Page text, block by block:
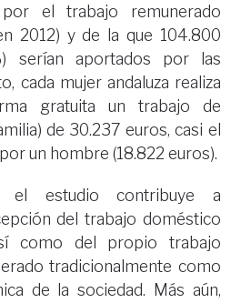
por el trabajo remunerado
2012) y de la que 104.800
serían aportados por las
cada mujer andaluza realiza
gratuita un trabajo de
de 30.237 euros, casi el
un hombre (18.822 euros).
el estudio contribuye a
del trabajo doméstico
como del propio trabajo
tradicionalmente como
de la sociedad. Más aún,